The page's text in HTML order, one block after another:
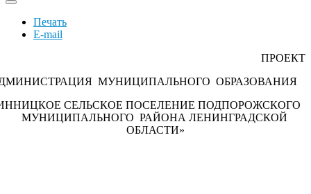
Печать
E-mail
ПРОЕКТ
МУНИЦИПАЛЬНОГО ОБРАЗОВАНИЯ
СЕЛЬСКОЕ ПОСЕЛЕНИЕ ПОДПОРОЖСКОГО
МУНИЦИПАЛЬНОГО РАЙОНА ЛЕНИНГРАДСКОЙ
ОБЛАСТИ»